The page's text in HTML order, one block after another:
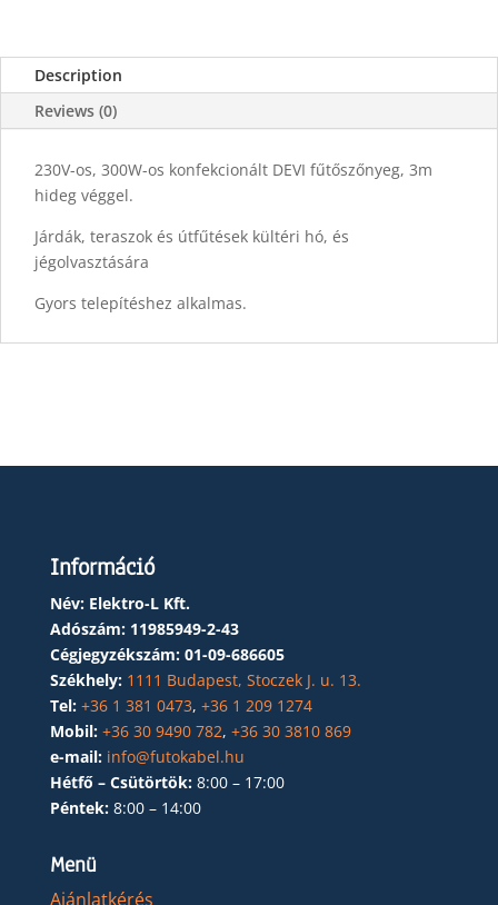
Description
Reviews (0)
230V-os, 300W-os konfekcionált DEVI fűtőszőnyeg, 3m
hideg véggel.
Járdák, teraszok és útfűtések kültéri hó, és
jégolvasztására
Gyors telepítéshez alkalmas.
Információ
Név: Elektro-L Kft.
Adószám: 11985949-2-43
Cégjegyzékszám: 01-09-686605
Székhely: 1111 Budapest, Stoczek J. u. 13.
Tel: +36 1 381 0473, +36 1 209 1274
Mobil: +36 30 9490 782, +36 30 3810 869
e-mail: info@futokabel.hu
Hétfő – Csütörtök: 8:00 – 17:00
Péntek: 8:00 – 14:00
Menü
Ajánlatkérés